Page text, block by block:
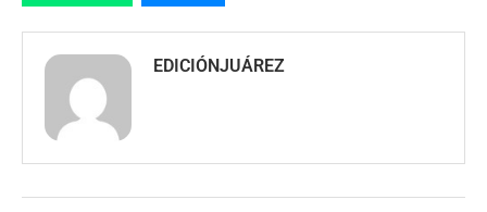
EDICIÓNJUÁREZ